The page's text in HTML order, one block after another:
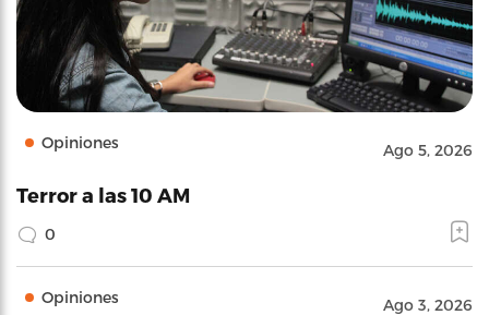
Opiniones Ago 5, 2026
Terror a las 10 AM
0
Opiniones Ago 3, 2026